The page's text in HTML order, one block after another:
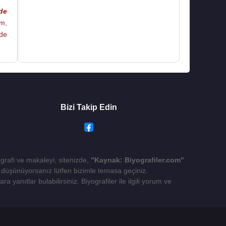
Bizi Takip Edin
ve makaleyi, sitenizde, "Kaynak: Biyografiler.com"
lütfen bizimle temasa geçiniz.
yanıtlar bulabilirsiniz. Biyografiler ile ilgili yorum ve